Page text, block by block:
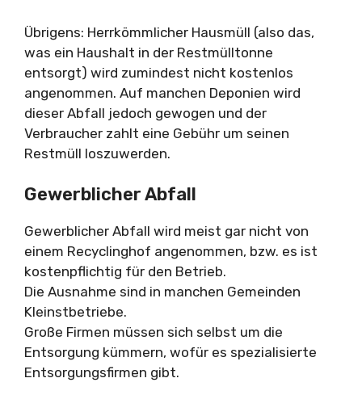
Übrigens: Herrkömmlicher Hausmüll (also das,
was ein Haushalt in der Restmülltonne
entsorgt) wird zumindest nicht kostenlos
angenommen. Auf manchen Deponien wird
dieser Abfall jedoch gewogen und der
Verbraucher zahlt eine Gebühr um seinen
Restmüll loszuwerden.
Gewerblicher Abfall
Gewerblicher Abfall wird meist gar nicht von
einem Recyclinghof angenommen, bzw. es ist
kostenpflichtig für den Betrieb.
Die Ausnahme sind in manchen Gemeinden
Kleinstbetriebe.
Große Firmen müssen sich selbst um die
Entsorgung kümmern, wofür es spezialisierte
Entsorgungsfirmen gibt.